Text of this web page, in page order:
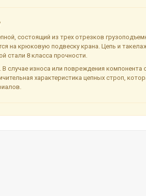
состоящий из трех отрезков
на крюковую подвеску крана. Цепь и
стали 8 класса прочности.
случае износа или повреждения компонента
характеристика цепных строп,